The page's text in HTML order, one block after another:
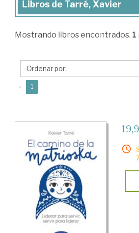
Libros
Tarré,
Libros de Tarré, Xavier
Mostrando libros encontrados. 1
« 1